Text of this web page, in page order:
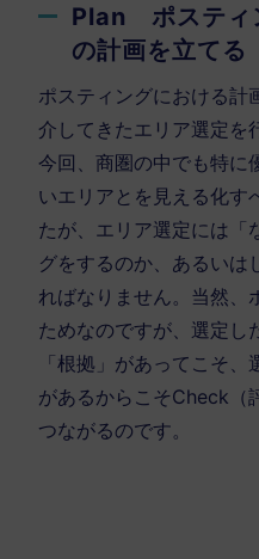
Plan ポスティ
の計画を立てる
ポスティングにおける計
介してきたエリア選定を
今回、商圏の中でも特に
いエリアとを見える化す
たが、エリア選定には「
グをするのか、あるいは
ればなりません。当然、
ためなのですが、選定し
「根拠」があってこそ
があるからこそCheck（
つながるのです。